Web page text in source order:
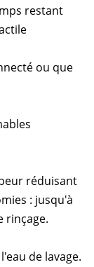
restant
ou que
réduisant
: jusqu'à
rinçage.
de lavage.